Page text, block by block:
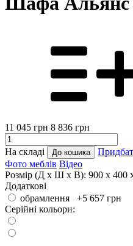
11 045 грн 8 836 грн
На складі До кошика
Фото меблів Відео
Розмір (Д x Ш x В): 900 x 400
Додаткові
обрамлення +5 657 грн
Серійні кольори: